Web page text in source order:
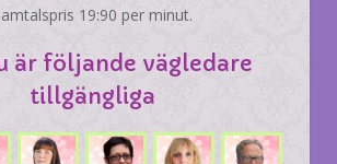
19:90 per minut.
är följande vägledare
tillgängliga